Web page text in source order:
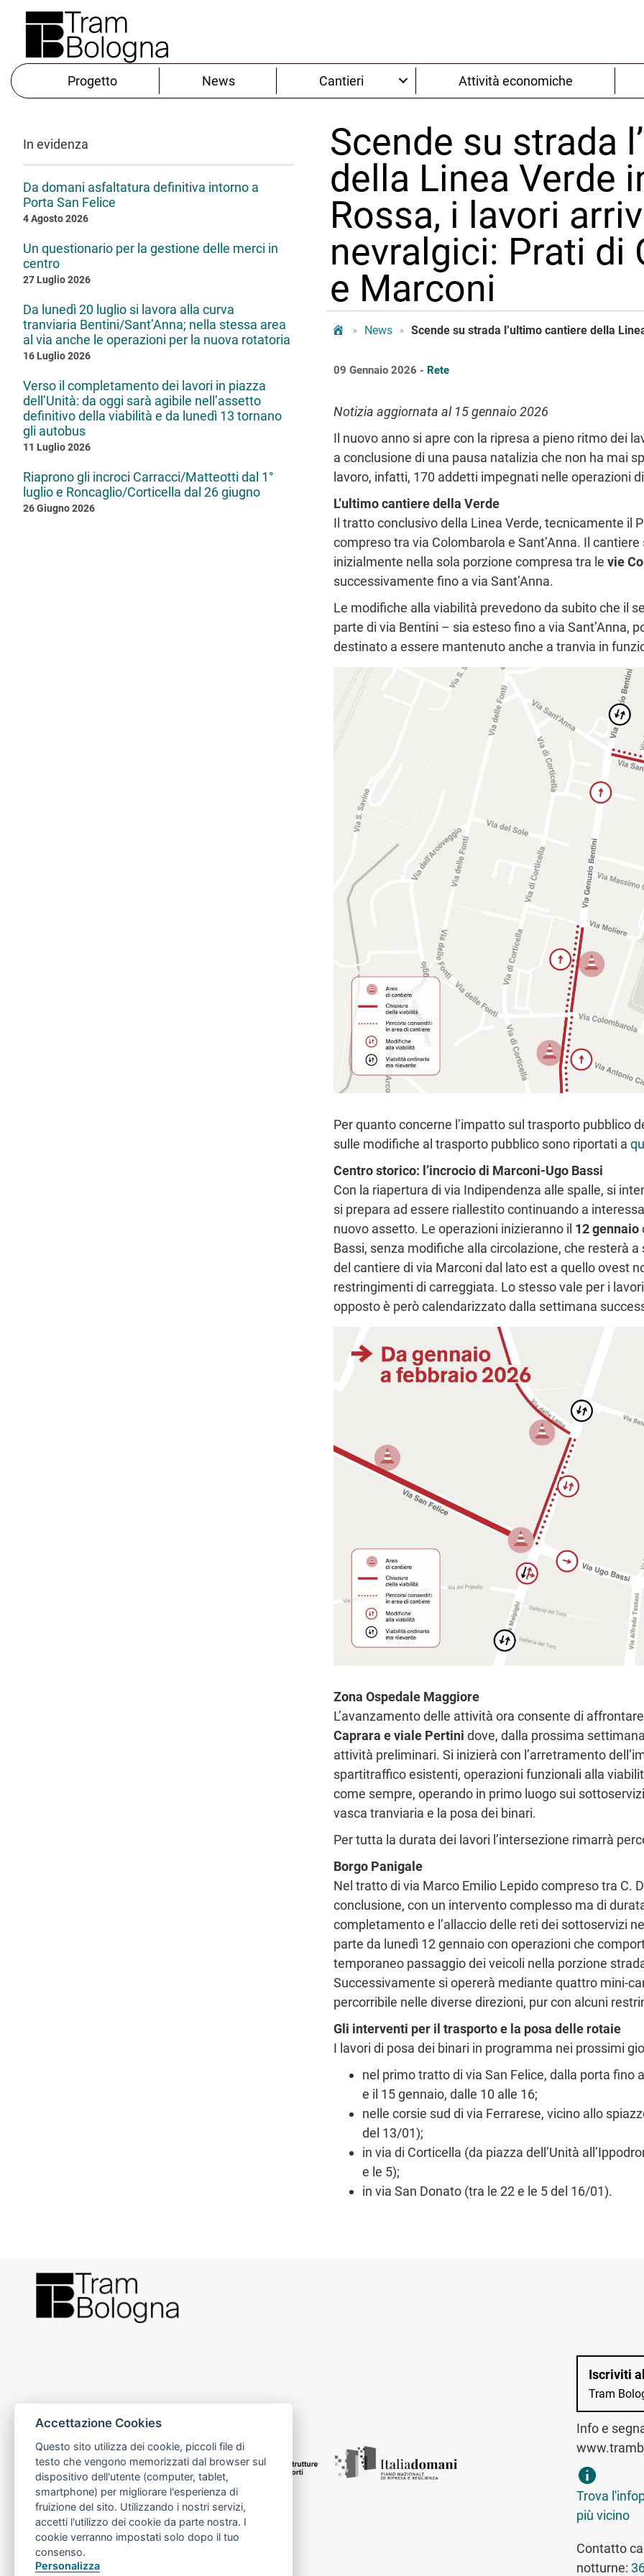
Progetto News Cantieri Attività economiche
In evidenza
Da domani asfaltatura definitiva intorno a
Porta San Felice
4 Agosto 2026
Un questionario per la gestione delle merci in
centro
27 Luglio 2026
Da lunedì 20 luglio si lavora alla curva
tranviaria Bentini/Sant’Anna; nella stessa area
al via anche le operazioni per la nuova rotatoria
16 Luglio 2026
Verso il completamento dei lavori in piazza
dell’Unità: da oggi sarà agibile nell’assetto
definitivo della viabilità e da lunedì 13 tornano
gli autobus
11 Luglio 2026
Riaprono gli incroci Carracci/Matteotti dal 1°
luglio e Roncaglio/Corticella dal 26 giugno
26 Giugno 2026
Scende su strada
della Linea Verde
Rossa, i lavori
nevralgici: Prati di
e Marconi
Tram Bologna
» News »
09 Gennaio 2026 - Rete
Notizia aggiornata al 15 gennaio 2026
Il nuovo anno si apre con la ripresa a pieno ritmo dei
a conclusione di una pausa natalizia che non ha mai
lavoro, infatti, 170 addetti impegnati nelle operazioni
L’ultimo cantiere della Verde
Il tratto conclusivo della Linea Verde, tecnicamente il
compreso tra via Colombarola e Sant’Anna. Il
inizialmente nella sola porzione compresa tra levie
successivamente fino a via Sant’Anna.
Le modifiche alla viabilità prevedono da subito che il
parte di via Bentini – sia esteso fino a via Sant’Anna,
destinato a essere mantenuto anche a tranvia in
Per quanto concerne l’impatto sul trasporto pubblico
sulle modifiche al trasporto pubblico sono riportati a
Centro storico: l’incrocio di Marconi-Ugo Bassi
Con la riapertura di via Indipendenza alle spalle, si
si prepara ad essere riallestito continuando a
nuovo assetto. Le operazioni inizieranno il 12 gennaio
Bassi, senza modifiche alla circolazione, che resterà
del cantiere di via Marconi dal lato est a quello ovest
restringimenti di carreggiata. Lo stesso vale per i
opposto è però calendarizzato dalla settimana
Zona Ospedale Maggiore
L’avanzamento delle attività ora consente di
Caprara e viale Pertini dove, dalla prossima
attività preliminari. Si inizierà con l’arretramento
spartitraffico esistenti, operazioni funzionali alla
come sempre, operando in primo luogo sui
vasca tranviaria e la posa dei binari.
Per tutta la durata dei lavori l’intersezione rimarrà
Borgo Panigale
Nel tratto di via Marco Emilio Lepido compreso tra C.
conclusione, con un intervento complesso ma di
completamento e l’allaccio delle reti dei sottoservizi
parte da lunedì 12 gennaio con operazioni che
temporaneo passaggio dei veicoli nella porzione
Successivamente si opererà mediante quattro mini-
percorribile nelle diverse direzioni, pur con alcuni
Gli interventi per il trasporto e la posa delle rotaie
I lavori di posa dei binari in programma nei prossimi
nel primo tratto di via San Felice, dalla porta fino
e il 15 gennaio, dalle 10 alle 16;
nelle corsie sud di via Ferrarese, vicino allo
del 13/01);
in via di Corticella (da piazza dell’Unità
e le 5);
in via San Donato (tra le 22 e le 5 del 16/01).
Iscriviti
Tram
Info e
trova
Trova
più vicino
Contatto
notturne:
Accettazione Cookies
Questo sito utilizza dei cookie, piccoli file di
testo che vengono memorizzati dal browser sul
dispositivo dell'utente (computer, tablet,
smartphone) per migliorare l'esperienza di
fruizione del sito. Utilizzando i nostri servizi,
accetti l'utilizzo dei cookie da parte nostra. I
cookie verranno impostati solo dopo il tuo
consenso.
Personalizza